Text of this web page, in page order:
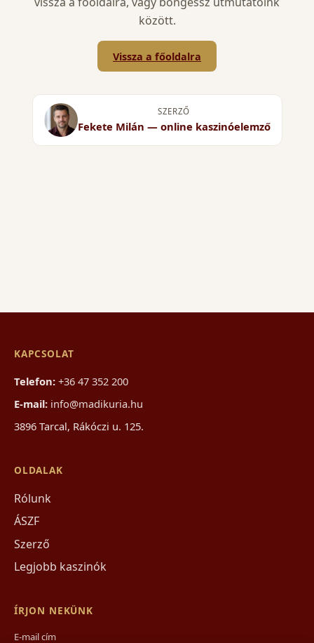
között.
Vissza a főoldalra
SZERZŐ
Fekete Milán — online kaszinóelemző
KAPCSOLAT
Telefon: +36 47 352 200
E-mail: info@madikuria.hu
3896 Tarcal, Rákóczi u. 125.
OLDALAK
Rólunk
ÁSZF
Szerző
Legjobb kaszinók
ÍRJON NEKÜNK
E-mail cím